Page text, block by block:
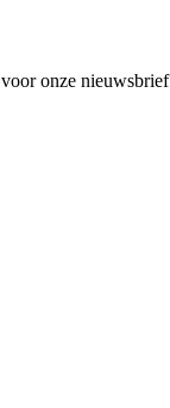
onze nieuwsbrief